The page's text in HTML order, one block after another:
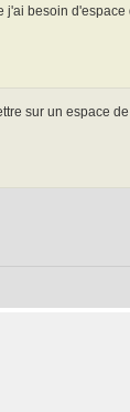
besoin
sur un espace